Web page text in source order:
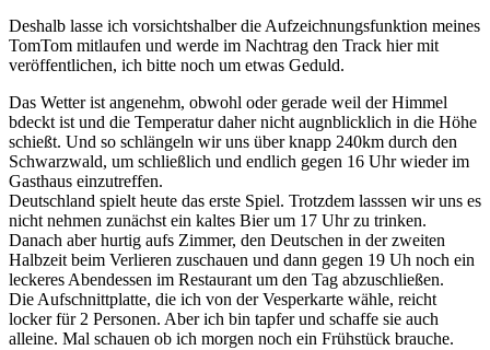
Deshalb lasse ich vorsichtshalber die Aufzeichnungsfunktion meines
TomTom mitlaufen und werde im Nachtrag den Track hier mit
veröffentlichen, ich bitte noch um etwas Geduld.
Das Wetter ist angenehm, obwohl oder gerade weil der Himmel
bdeckt ist und die Temperatur daher nicht augnblicklich in die Höhe
schießt. Und so schlängeln wir uns über knapp 240km durch den
Schwarzwald, um schließlich und endlich gegen 16 Uhr wieder im
Gasthaus einzutreffen.
Deutschland spielt heute das erste Spiel. Trotzdem lasssen wir uns es
nicht nehmen zunächst ein kaltes Bier um 17 Uhr zu trinken.
Danach aber hurtig aufs Zimmer, den Deutschen in der zweiten
Halbzeit beim Verlieren zuschauen und dann gegen 19 Uh noch ein
leckeres Abendessen im Restaurant um den Tag abzuschließen.
Die Aufschnittplatte, die ich von der Vesperkarte wähle, reicht
locker für 2 Personen. Aber ich bin tapfer und schaffe sie auch
alleine. Mal schauen ob ich morgen noch ein Frühstück brauche.